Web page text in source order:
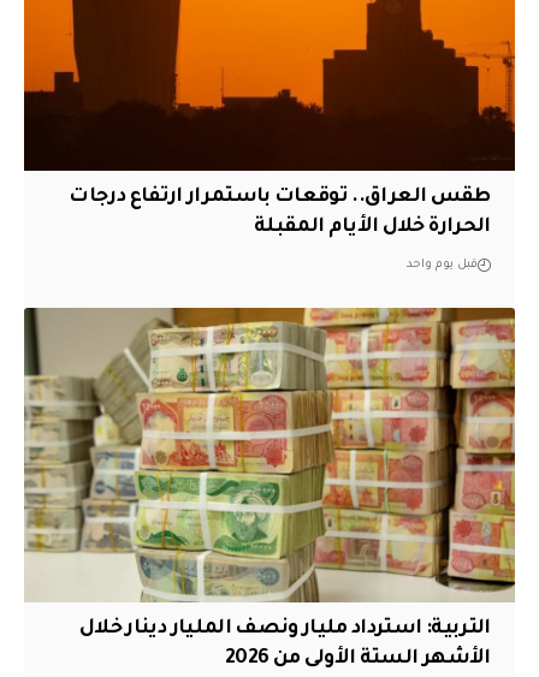
طقس العراق.. توقعات باستمرار ارتفاع درجات
الحرارة خلال الأيام المقبلة
قبل يوم واحد
التربية: استرداد مليار ونصف المليار دينار خلال
الأشهر الستة الأولى من 2026